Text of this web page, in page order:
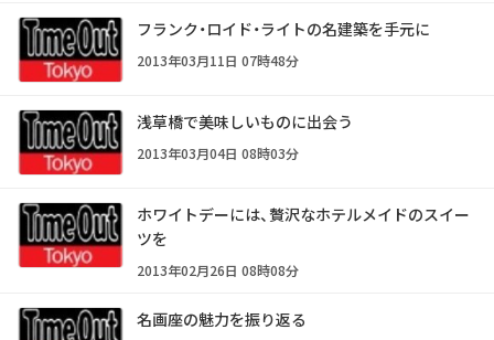
フランク・ロイド・ライトの名建築を手元に
2013年03月11日 07時48分
浅草橋で美味しいものに出会う
2013年03月04日 08時03分
ホワイトデーには、贅沢なホテルメイドのスイー
ツを
2013年02月26日 08時08分
名画座の魅力を振り返る